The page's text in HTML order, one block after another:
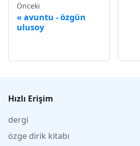
Önceki
avuntu - özgün
ulusoy
Hızlı Erişim
dergi
özge dirik kitabı